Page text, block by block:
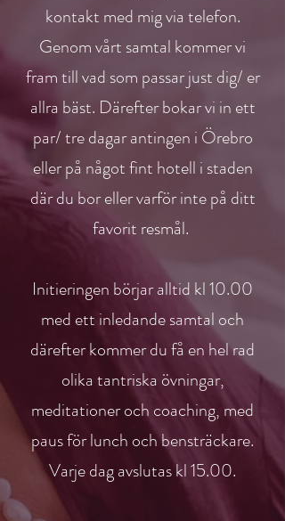
kontakt med mig via telefon.
Genom vårt samtal kommer vi
fram till vad som passar just dig/ er
allra bäst. Därefter bokar vi in ett
par/ tre dagar antingen i Örebro
eller på något fint hotell i staden
där du bor eller varför inte på ditt
favorit resmål.
Initieringen börjar alltid kl 10.00
med ett inledande samtal och
därefter kommer du få en hel rad
olika tantriska övningar,
meditationer och coaching, med
paus för lunch och bensträckare.
Varje dag avslutas kl 15.00.